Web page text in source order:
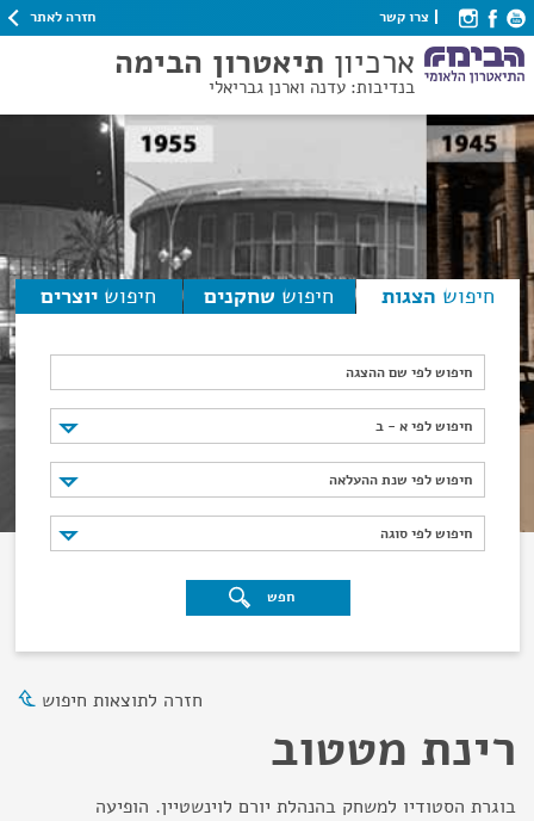
צרו קשר חזרה לאתר
ארכיון תיאטרון הבימה
בנדיבות: עדנה וארנן גבריאלי
חיפוש הצגות חיפוש שחקנים חיפוש יוצרים
חיפוש לפי שם ההצגה
חיפוש לפי א - ב
חיפוש לפי א - ב
חיפוש לפי שנת ההעלאה
חיפוש לפי שנת ההעלאה
חיפוש לפי סוגה
חיפוש לפי סוגה
חפש
חזרה לתוצאות חיפוש
רינת מטטוב
בוגרת הסטודיו למשחק בהנהלת יורם לוינשטיין. הופיעה